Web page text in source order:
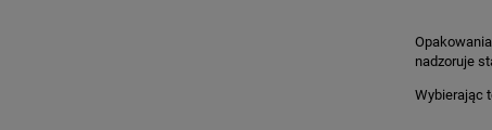
nadzoruje
Wybierając